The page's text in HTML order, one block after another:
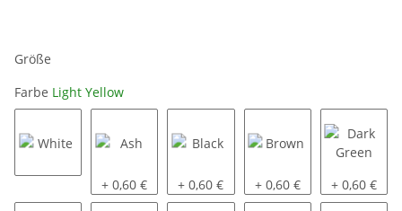
Größe
Farbe Light Yellow
Ash
+ 0,60 € Black
+ 0,60 € Brown
+ 0,60 € Dark Green
+ 0,60 €